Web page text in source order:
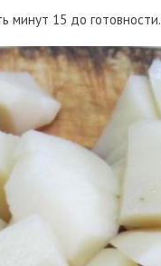
минут 15 до готовности.